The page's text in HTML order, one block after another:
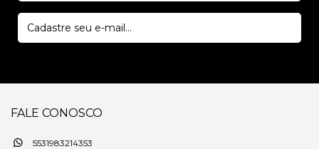
FALE CONOSCO
5531983214353